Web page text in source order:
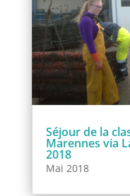
Séjour de la
Marennes via
2018
Mai 2018